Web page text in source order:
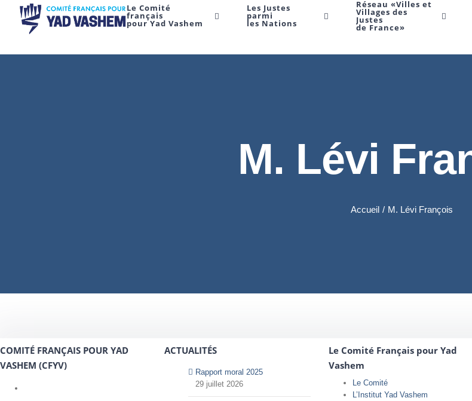
Le Comité
français
pour Yad Vashem
Les Justes
parmi
les Nations
Réseau «Villes et
Villages des
Justes
de France»
M. Lévi
Accueil / M. Lévi François
COMITÉ FRANÇAIS POUR YAD
VASHEM (CFYV)
ACTUALITÉS
Rapport moral 2025
29 juillet 2026
Le Comité Français pour Yad
Vashem
Le Comité
L’Institut Yad Vashem